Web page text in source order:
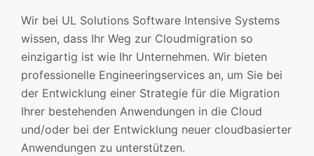
Wir bei UL Solutions Software Intensive Systems
wissen, dass Ihr Weg zur Cloudmigration so
einzigartig ist wie Ihr Unternehmen. Wir bieten
professionelle Engineeringservices an, um Sie bei
der Entwicklung einer Strategie für die Migration
Ihrer bestehenden Anwendungen in die Cloud
und/oder bei der Entwicklung neuer cloudbasierter
Anwendungen zu unterstützen.